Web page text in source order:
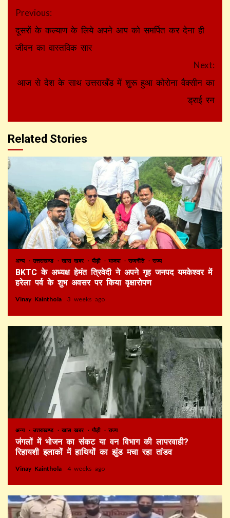
Continue
Reading
Previous:
दूसरों के कल्याण के लिये अपने आप को समर्पित कर देना ही
जीवन का वास्तविक सार
Next:
आज से देश के साथ उत्तराखँड में शुरू हुआ कोरोना वैक्सीन का
ड्राई रन
Related Stories
अन्य उत्तराखण्ड खास खबर पौड़ी भाजपा राजनीति राज्य
BKTC के अध्यक्ष हेमंत त्रिवेदी ने अपने गृह जनपद यमकेश्वर में
हरेला पर्व के शुभ अवसर पर किया वृक्षारोपण
Vinay Kainthola 3 weeks ago
अन्य उत्तराखण्ड खास खबर पौड़ी राज्य
जंगलों में भोजन का संकट या वन विभाग की लापरवाही?
रिहायशी इलाकों में हाथियों का झुंड मचा रहा तांडव
Vinay Kainthola 4 weeks ago